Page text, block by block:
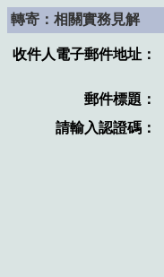
轉寄：相關實務見解
收件人電子郵件地址：
郵件標題：
請輸入認證碼：